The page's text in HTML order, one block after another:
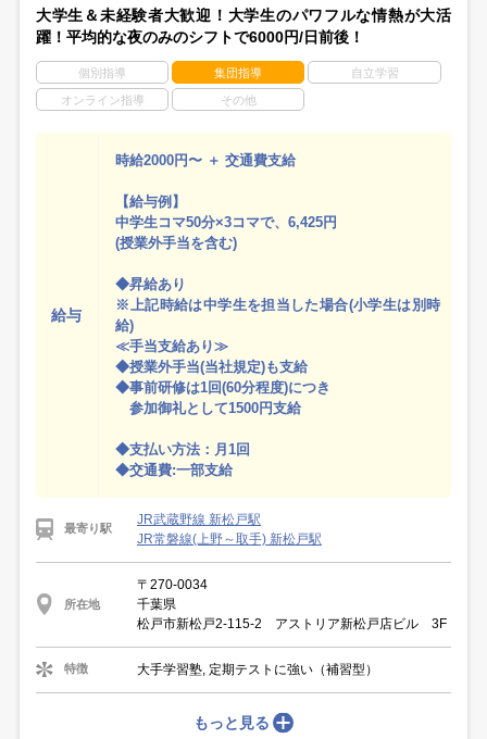
大学生＆未経験者大歓迎！大学生のパワフルな情熱が大活
躍！平均的な夜のみのシフトで6000円/日前後！
個別指導 集団指導 自立学習
オンライン指導 その他
給与
時給2000円〜 ＋ 交通費支給
【給与例】
中学生コマ50分×3コマで、6,425円
(授業外手当を含む)
◆昇給あり
※上記時給は中学生を担当した場合(小学生は別時
給)
≪手当支給あり≫
◆授業外手当(当社規定)も支給
◆事前研修は1回(60分程度)につき
参加御礼として1500円支給
◆支払い方法：月1回
◆交通費:一部支給
最寄り駅
JR武蔵野線 新松戸駅
JR常磐線(上野～取手) 新松戸駅
所在地
〒270-0034
千葉県
松戸市新松戸2-115-2 アストリア新松戸店ビル 3F
特徴 大手学習塾, 定期テストに強い（補習型）
もっと見る